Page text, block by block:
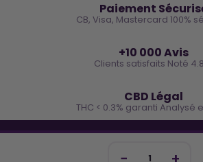
Paiement
CB, Visa, Mastercard 100%
+10 000 Avis
Clients satisfaits Noté
CBD Légal
THC < 0.3% garanti Analysé
Inscris-toi et reçois -10€ sur ta